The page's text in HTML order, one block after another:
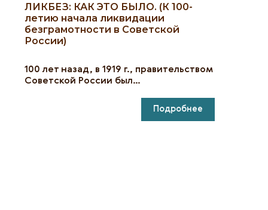
ЛИКБЕЗ: КАК ЭТО БЫЛО. (К 100-
летию начала ликвидации
безграмотности в Советской
России)
100 лет назад, в 1919 г., правительством
Советской России был…
Подробнее